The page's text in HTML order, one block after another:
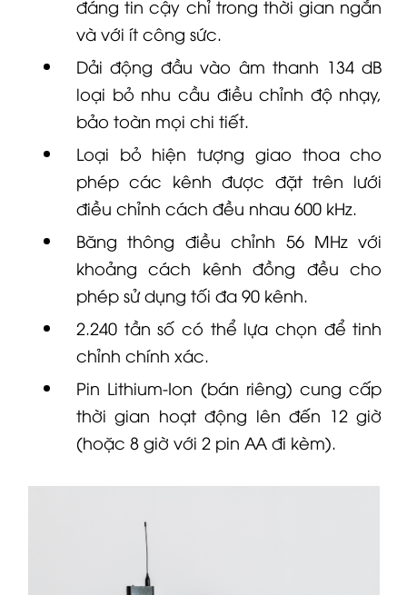
đáng tin cậy chỉ trong thời gian ngắn
và với ít công sức.
Dải động đầu vào âm thanh 134 dB
loại bỏ nhu cầu điều chỉnh độ nhạy,
bảo toàn mọi chi tiết.
Loại bỏ hiện tượng giao thoa cho
phép các kênh được đặt trên lưới
điều chỉnh cách đều nhau 600 kHz.
Băng thông điều chỉnh 56 MHz với
khoảng cách kênh đồng đều cho
phép sử dụng tối đa 90 kênh.
2.240 tần số có thể lựa chọn để tinh
chỉnh chính xác.
Pin Lithium-Ion (bán riêng) cung cấp
thời gian hoạt động lên đến 12 giờ
(hoặc 8 giờ với 2 pin AA đi kèm).